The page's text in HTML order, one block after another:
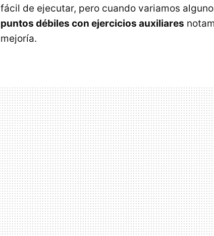
fácil de ejecutar, pero cuando variamos
puntos débiles con ejercicios auxiliares
mejoría.